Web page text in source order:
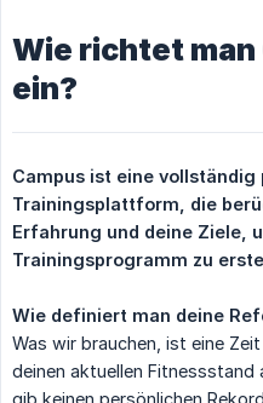
Wie richtet
ein?
Campus ist eine
Trainingsplattform, die
Erfahrung und deine Ziele,
Trainingsprogramm zu
Wie definiert man deine
Was wir brauchen, ist eine
deinen aktuellen
gib keinen persönlichen